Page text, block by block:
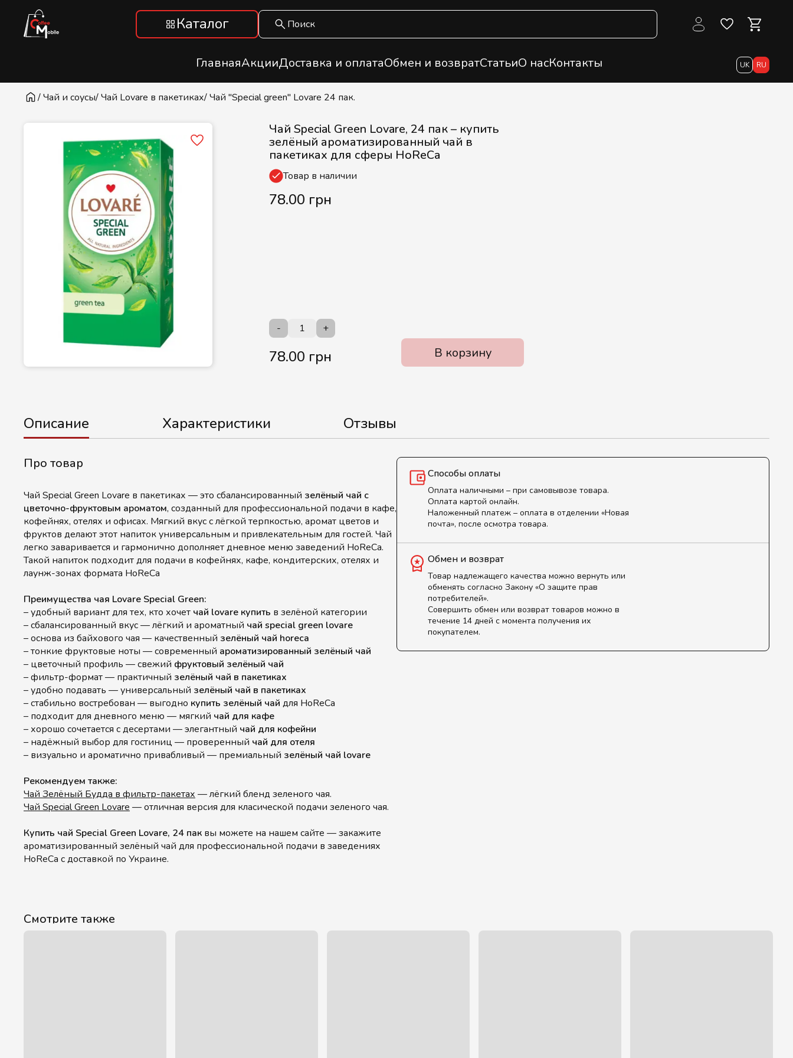
Каталог
ГлавнаяАкцииДоставка и оплатаОбмен и возвратСтатьиО насКонтакты UK RU
/ Чай и соусы/ Чай Lovare в пакетиках/ Чай "Special green" Lovare 24 пак.
Чай Special Green Lovare, 24 пак – купить
зелёный ароматизированный чай в
пакетиках для сферы HoReCa
Товар в наличии
78.00 грн
- +
78.00 грн В корзину
Описание Характеристики Отзывы
Про товар
Чай Special Green Lovare в пакетиках — это сбалансированный зелёный чай с
цветочно-фруктовым ароматом, созданный для профессиональной подачи в кафе,
кофейнях, отелях и офисах. Мягкий вкус с лёгкой терпкостью, аромат цветов и
фруктов делают этот напиток универсальным и привлекательным для гостей. Чай
легко заваривается и гармонично дополняет дневное меню заведений HoReCa.
Такой напиток подходит для подачи в кофейнях, кафе, кондитерских, отелях и
лаунж-зонах формата HoReCa
Преимущества чая Lovare Special Green:
– удобный вариант для тех, кто хочет чай lovare купить в зелёной категории
– сбалансированный вкус — лёгкий и ароматный чай special green lovare
– основа из байхового чая — качественный зелёный чай horeca
– тонкие фруктовые ноты — современный ароматизированный зелёный чай
– цветочный профиль — свежий фруктовый зелёный чай
– фильтр-формат — практичный зелёный чай в пакетиках
– удобно подавать — универсальный зелёный чай в пакетиках
– стабильно востребован — выгодно купить зелёный чай для HoReCa
– подходит для дневного меню — мягкий чай для кафе
– хорошо сочетается с десертами — элегантный чай для кофейни
– надёжный выбор для гостиниц — проверенный чай для отеля
– визуально и ароматично привабливый — премиальный зелёный чай lovare
Рекомендуем также:
Чай Зелёный Будда в фильтр-пакетах — лёгкий бленд зеленого чая.
Чай Special Green Lovare — отличная версия для класической подачи зеленого чая.
Купить чай Special Green Lovare, 24 пак вы можете на нашем сайте — закажите
ароматизированный зелёный чай для профессиональной подачи в заведениях
HoReCa с доставкой по Украине.
Способы оплаты
Оплата наличными – при самовывозе товара.
Оплата картой онлайн.
Наложенный платеж – оплата в отделении «Новая
почта», после осмотра товара.
Обмен и возврат
Товар надлежащего качества можно вернуть или
обменять согласно Закону «О защите прав
потребителей».
Совершить обмен или возврат товаров можно в
течение 14 дней с момента получения их
покупателем.
Смотрите также